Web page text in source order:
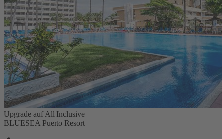
Upgrade auf All Inclusive
BLUESEA Puerto Resort